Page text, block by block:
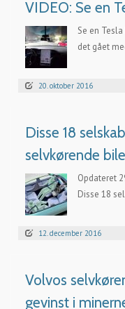
VIDEO: Se en
Se en
det gået
20. oktober 2016
Disse 18
selvkørende
Opdateret
Disse 18
12. december 2016
Volvos
gevinst i